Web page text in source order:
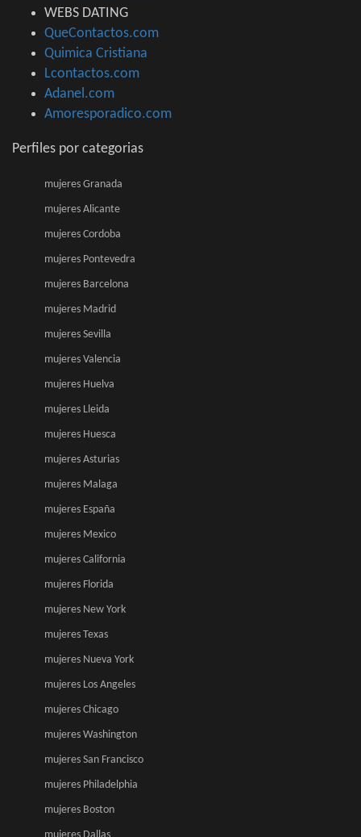
WEBS DATING
QueContactos.com
Quimica Cristiana
Lcontactos.com
Adanel.com
Amoresporadico.com
Perfiles por categorias
mujeres Granada
mujeres Alicante
mujeres Cordoba
mujeres Pontevedra
mujeres Barcelona
mujeres Madrid
mujeres Sevilla
mujeres Valencia
mujeres Huelva
mujeres Lleida
mujeres Huesca
mujeres Asturias
mujeres Malaga
mujeres España
mujeres Mexico
mujeres California
mujeres Florida
mujeres New York
mujeres Texas
mujeres Nueva York
mujeres Los Angeles
mujeres Chicago
mujeres Washington
mujeres San Francisco
mujeres Philadelphia
mujeres Boston